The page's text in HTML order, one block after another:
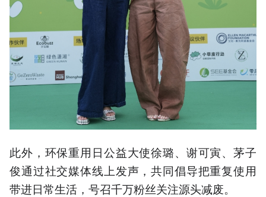
此外，环保重用日公益大使徐璐、谢可寅、茅子
俊通过社交媒体线上发声，共同倡导把重复使用
带进日常生活，号召千万粉丝关注源头减废。